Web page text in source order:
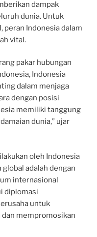
dampak
dunia. Untuk
peran Indonesia dalam
vital.
pakar hubungan
Indonesia
dalam menjaga
dengan posisi
memiliki tanggung
dunia,” ujar
oleh Indonesia
adalah dengan
internasional
diplomasi
untuk
mempromosikan